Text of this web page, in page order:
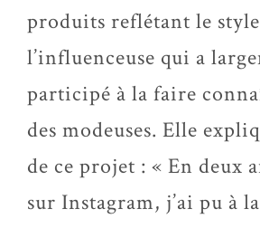
produits reflétant le
l’influenceuse qui a
participé à la faire
des modeuses. Elle
de ce projet : « En deux
sur Instagram, j’ai pu à